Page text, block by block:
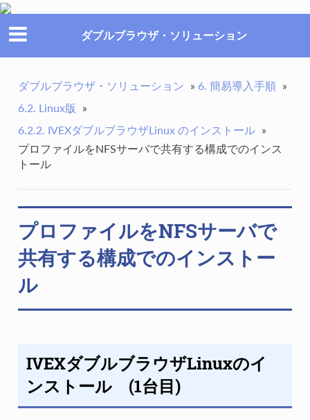
ダブルブラウザ・ソリューション
ダブルブラウザ・ソリューション » 6. 簡易導入手順 »
6.2. Linux版
»
6.2.2. IVEXダブルブラウザLinux のインストール »
プロファイルをNFSサーバで共有する構成でのインス
トール
プロファイルをNFSサーバで
共有する構成でのインストー
ル
IVEXダブルブラウザLinuxのイ
ンストール (1台目)